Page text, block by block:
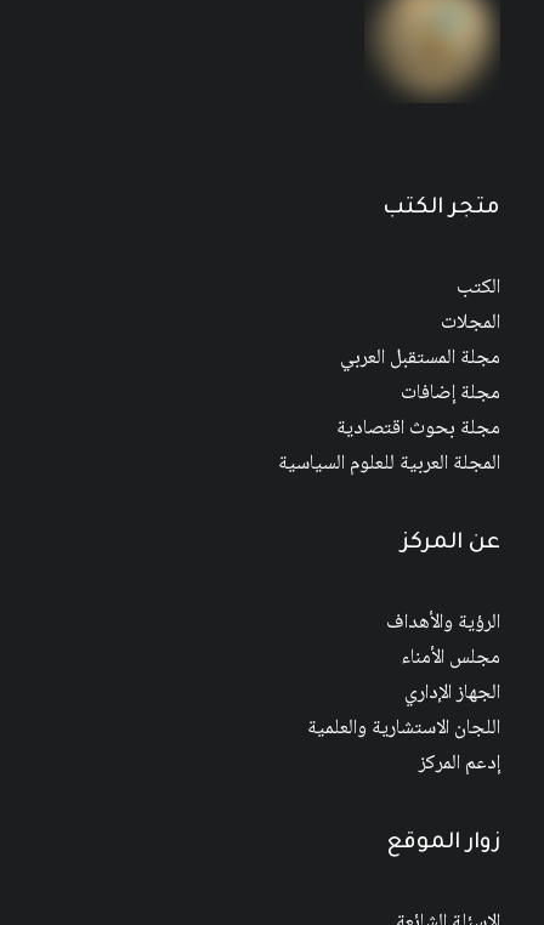
مجلة إضافات (المجلة العربية لعلم الاجتماع)،
العددان 57-58، صيف-خريف 2022
متجر الكتب
الكتب
المجلات
مجلة المستقبل العربي
مجلة إضافات
مجلة بحوث اقتصادية
المجلة العربية للعلوم السياسية
عن المركز
الرؤية والأهداف
مجلس الأمناء
الجهاز الإداري
اللجان الاستشارية والعلمية
إدعم المركز
زوار الموقع